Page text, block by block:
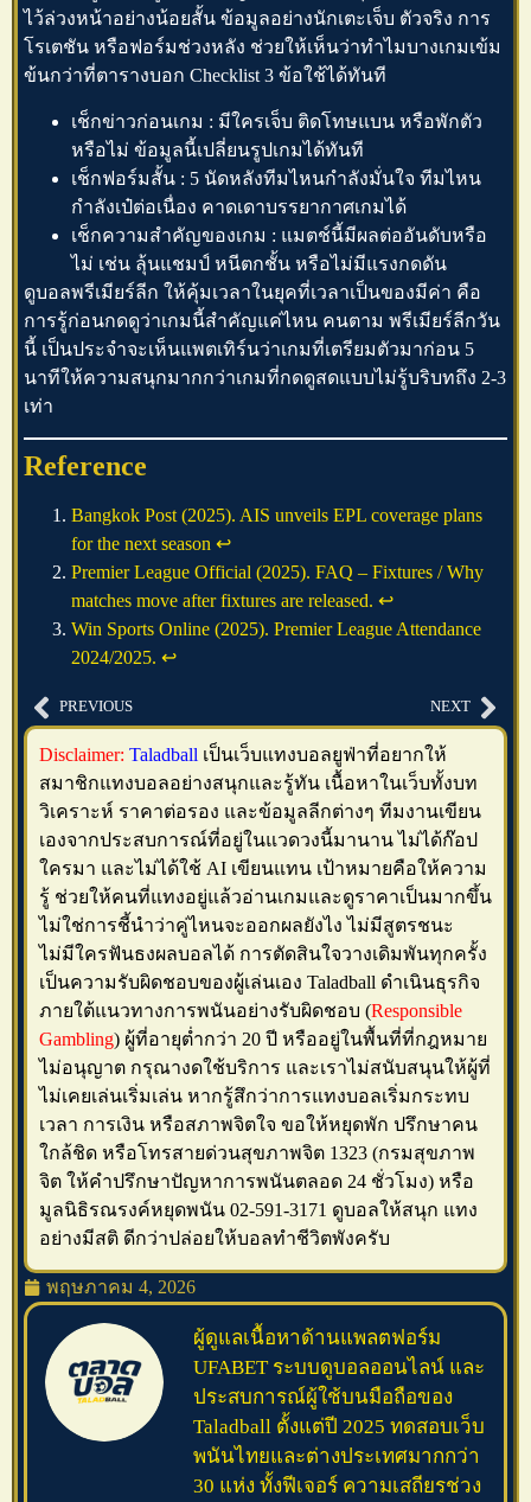
ไว้ล่วงหน้าอย่างน้อยสั้น ข้อมูลอย่างนักเตะเจ็บ ตัวจริง การ
โรเตชัน หรือฟอร์มช่วงหลัง ช่วยให้เห็นว่าทำไมบางเกมเข้ม
ข้นกว่าที่ตารางบอก Checklist 3 ข้อใช้ได้ทันที
เช็กข่าวก่อนเกม : มีใครเจ็บ ติดโทษแบน หรือพักตัว
หรือไม่ ข้อมูลนี้เปลี่ยนรูปเกมได้ทันที
เช็กฟอร์มสั้น : 5 นัดหลังทีมไหนกำลังมั่นใจ ทีมไหน
กำลังเป๋ต่อเนื่อง คาดเดาบรรยากาศเกมได้
เช็กความสำคัญของเกม : แมตช์นี้มีผลต่ออันดับหรือ
ไม่ เช่น ลุ้นแชมป์ หนีตกชั้น หรือไม่มีแรงกดดัน
ดูบอลพรีเมียร์ลีก ให้คุ้มเวลาในยุคที่เวลาเป็นของมีค่า คือ
การรู้ก่อนกดดูว่าเกมนี้สำคัญแค่ไหน คนตาม พรีเมียร์ลีกวัน
นี้ เป็นประจำจะเห็นแพตเทิร์นว่าเกมที่เตรียมตัวมาก่อน 5
นาทีให้ความสนุกมากกว่าเกมที่กดดูสดแบบไม่รู้บริบทถึง 2-3
เท่า
Reference
Bangkok Post (2025). AIS unveils EPL coverage plans
for the next season ↩︎
Premier League Official (2025). FAQ – Fixtures / Why
matches move after fixtures are released. ↩︎
Win Sports Online (2025). Premier League Attendance
2024/2025. ↩︎
PREVIOUS NEXT
Disclaimer: Taladball เป็นเว็บแทงบอลยูฟ่าที่อยากให้
สมาชิกแทงบอลอย่างสนุกและรู้ทัน เนื้อหาในเว็บทั้งบท
วิเคราะห์ ราคาต่อรอง และข้อมูลลีกต่างๆ ทีมงานเขียน
เองจากประสบการณ์ที่อยู่ในแวดวงนี้มานาน ไม่ได้ก๊อป
ใครมา และไม่ได้ใช้ AI เขียนแทน เป้าหมายคือให้ความ
รู้ ช่วยให้คนที่แทงอยู่แล้วอ่านเกมและดูราคาเป็นมากขึ้น
ไม่ใช่การชี้นำว่าคู่ไหนจะออกผลยังไง ไม่มีสูตรชนะ
ไม่มีใครฟันธงผลบอลได้ การตัดสินใจวางเดิมพันทุกครั้ง
เป็นความรับผิดชอบของผู้เล่นเอง Taladball ดำเนินธุรกิจ
ภายใต้แนวทางการพนันอย่างรับผิดชอบ (Responsible
Gambling) ผู้ที่อายุต่ำกว่า 20 ปี หรืออยู่ในพื้นที่ที่กฎหมาย
ไม่อนุญาต กรุณางดใช้บริการ และเราไม่สนับสนุนให้ผู้ที่
ไม่เคยเล่นเริ่มเล่น หากรู้สึกว่าการแทงบอลเริ่มกระทบ
เวลา การเงิน หรือสภาพจิตใจ ขอให้หยุดพัก ปรึกษาคน
ใกล้ชิด หรือโทรสายด่วนสุขภาพจิต 1323 (กรมสุขภาพ
จิต ให้คำปรึกษาปัญหาการพนันตลอด 24 ชั่วโมง) หรือ
มูลนิธิรณรงค์หยุดพนัน 02-591-3171 ดูบอลให้สนุก แทง
อย่างมีสติ ดีกว่าปล่อยให้บอลทำชีวิตพังครับ
พฤษภาคม 4, 2026
ผู้ดูแลเนื้อหาด้านแพลตฟอร์ม
UFABET ระบบดูบอลออนไลน์ และ
ประสบการณ์ผู้ใช้บนมือถือของ
Taladball ตั้งแต่ปี 2025 ทดสอบเว็บ
พนันไทยและต่างประเทศมากกว่า
30 แห่ง ทั้งฟีเจอร์ ความเสถียรช่วง